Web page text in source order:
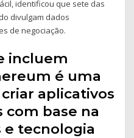
identificou que sete das
divulgam dados
de negociação.
incluem
é uma
aplicativos
com base na
e tecnologia